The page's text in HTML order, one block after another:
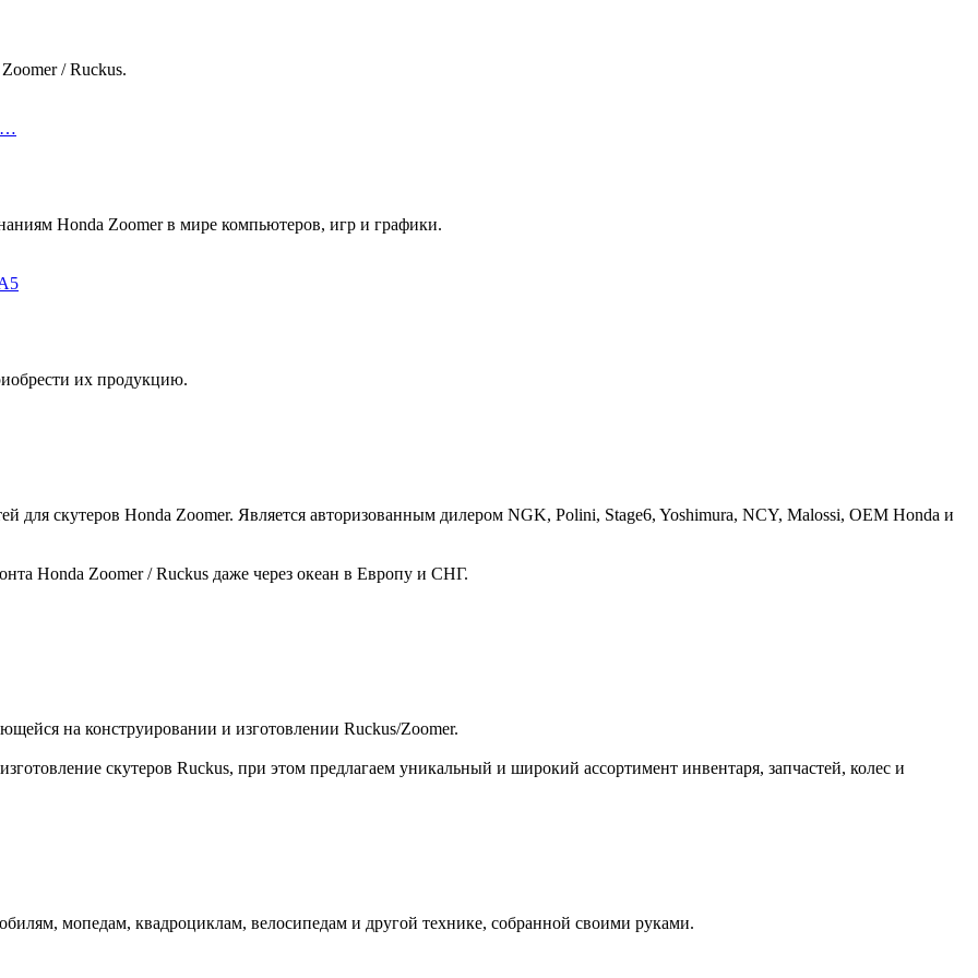
/ Ruckus.
Honda Zoomer в мире компьютеров, игр и графики.
их продукцию.
для скутеров Honda Zoomer. Является авторизованным дилером NGK, Polini, Stage6, Yoshimura, NCY, Malossi, OEM Honda и
Honda Zoomer / Ruckus даже через океан в Европу и СНГ.
на конструировании и изготовлении Ruckus/Zoomer.
скутеров Ruckus, при этом предлагаем уникальный и широкий ассортимент инвентаря, запчастей, колес и
мопедам, квадроциклам, велосипедам и другой технике, собранной своими руками.